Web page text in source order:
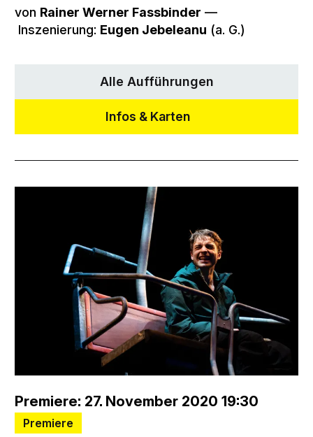
von Rainer Werner Fassbinder ––
Inszenierung: Eugen Jebeleanu (a. G.)
Alle Aufführungen
Infos & Karten
Premiere: 27. November 2020 19:30
Premiere